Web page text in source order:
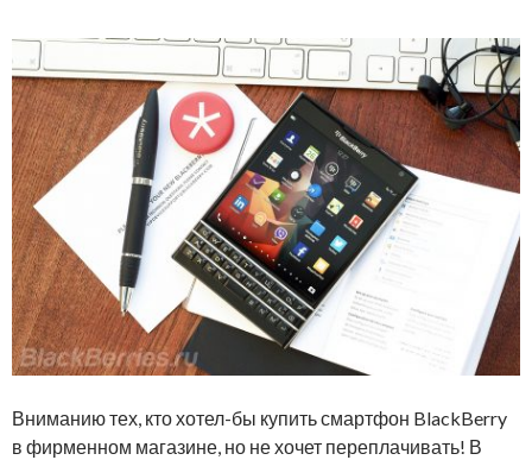
Вниманию тех, кто хотел-бы купить смартфон BlackBerry
в фирменном магазине, но не хочет переплачивать! В